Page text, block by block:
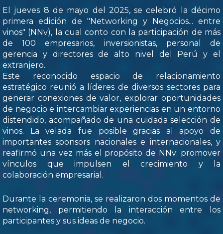
El jueves 8 de mayo del 2025, se celebró la décimo
primera edición de "Networking y Negocios... entre
vinos" (NNv), la cual conto con la participación de más
de 100 empresarios, inversionistas, personal de
gerencia y directores de alto nivel del Perú y el
extranjero.
Este reconocido espacio de relacionamiento
estratégico reunió a líderes de diversos sectores para
generar conexiones de valor, explorar oportunidades
de negocio e intercambiar experiencias en un entorno
distendido, acompañado de una cuidada selección de
vinos. La velada fue posible gracias al apoyo de
importantes sponsors nacionales e internacionales, y
reafirmó una vez más el propósito de NNv: promover
vínculos que impulsen el crecimiento y la
colaboración empresarial.
Durante la ceremonia, se realizaron dos momentos de
networking, permitiendo la interacción entre los
participantes y sus ideas de negocio.